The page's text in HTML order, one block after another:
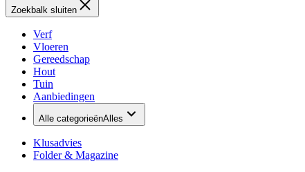
Zoekbalk sluiten
Verf
Vloeren
Gereedschap
Hout
Tuin
Aanbiedingen
Alle categorieënAlles
Klusadvies
Folder & Magazine